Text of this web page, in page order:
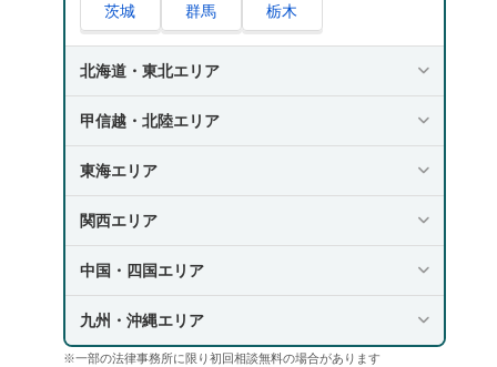
茨城 群馬 栃木
北海道・東北エリア
甲信越・北陸エリア
東海エリア
関西エリア
中国・四国エリア
九州・沖縄エリア
※一部の法律事務所に限り初回相談無料の場合があります